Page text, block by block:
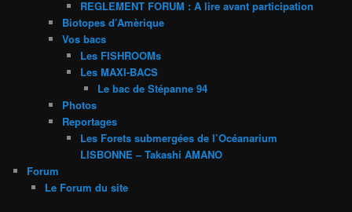
REGLEMENT FORUM : A lire avant participation
Biotopes d’Amèrique
Vos bacs
Les FISHROOMs
Les MAXI-BACS
Le bac de Stépanne 94
Photos
Reportages
Les Forets submergées de l’Océanarium
LISBONNE – Takashi AMANO
Forum
Le Forum du site